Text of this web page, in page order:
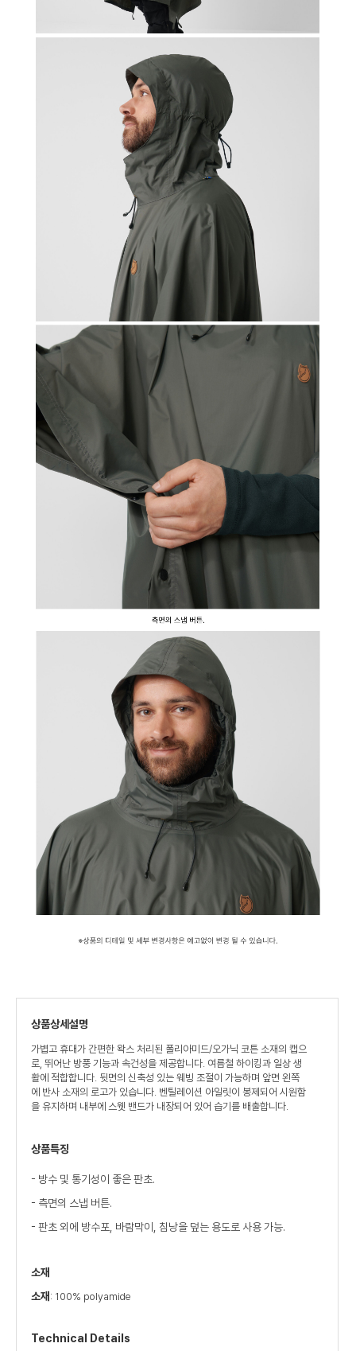
상품상세설명
가볍고 휴대가 간편한 왁스 처리된 폴리아미드/오가닉 코튼 소재의 캡으
로, 뛰어난 방풍 기능과 속건성을 제공합니다. 여름철 하이킹과 일상 생
활에 적합합니다. 뒷면의 신축성 있는 웨빙 조절이 가능하며 앞면 왼쪽
에 반사 소재의 로고가 있습니다. 벤틸레이션 아일릿이 봉제되어 시원함
을 유지하며 내부에 스웻 밴드가 내장되어 있어 습기를 배출합니다.
상품특징
- 방수 및 통기성이 좋은 판초.
- 측면의 스냅 버튼.
- 판초 외에 방수포, 바람막이, 침낭을 덮는 용도로 사용 가능.
소재
소재 : 100% polyamide
Technical Details